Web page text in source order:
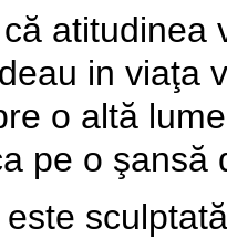
atitudinea
in viaţa
o altă
pe o